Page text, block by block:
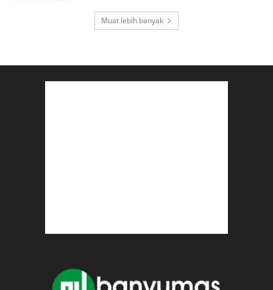
Muat lebih banyak